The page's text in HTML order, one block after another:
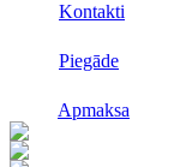
Kontakti
Piegāde
Apmaksa